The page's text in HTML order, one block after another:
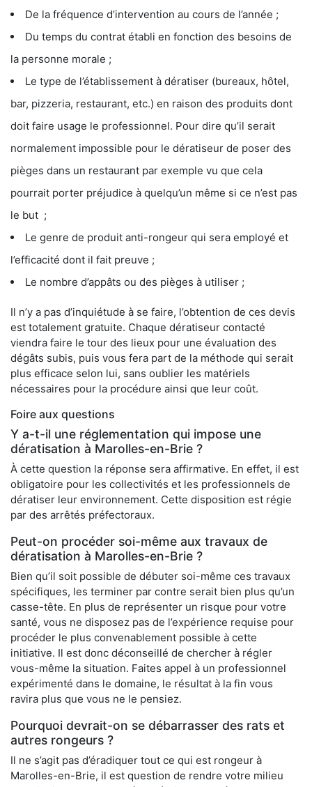
De la fréquence d’intervention au cours de l’année ;
Du temps du contrat établi en fonction des besoins de
la personne morale ;
Le type de l’établissement à dératiser (bureaux, hôtel,
bar, pizzeria, restaurant, etc.) en raison des produits dont
doit faire usage le professionnel. Pour dire qu’il serait
normalement impossible pour le dératiseur de poser des
pièges dans un restaurant par exemple vu que cela
pourrait porter préjudice à quelqu’un même si ce n’est pas
le but ;
Le genre de produit anti-rongeur qui sera employé et
l’efficacité dont il fait preuve ;
Le nombre d’appâts ou des pièges à utiliser ;
Il n’y a pas d’inquiétude à se faire, l’obtention de ces devis
est totalement gratuite. Chaque dératiseur contacté
viendra faire le tour des lieux pour une évaluation des
dégâts subis, puis vous fera part de la méthode qui serait
plus efficace selon lui, sans oublier les matériels
nécessaires pour la procédure ainsi que leur coût.
Foire aux questions
Y a-t-il une réglementation qui impose une
dératisation à Marolles-en-Brie ?
À cette question la réponse sera affirmative. En effet, il est
obligatoire pour les collectivités et les professionnels de
dératiser leur environnement. Cette disposition est régie
par des arrêtés préfectoraux.
Peut-on procéder soi-même aux travaux de
dératisation à Marolles-en-Brie ?
Bien qu’il soit possible de débuter soi-même ces travaux
spécifiques, les terminer par contre serait bien plus qu’un
casse-tête. En plus de représenter un risque pour votre
santé, vous ne disposez pas de l’expérience requise pour
procéder le plus convenablement possible à cette
initiative. Il est donc déconseillé de chercher à régler
vous-même la situation. Faites appel à un professionnel
expérimenté dans le domaine, le résultat à la fin vous
ravira plus que vous ne le pensiez.
Pourquoi devrait-on se débarrasser des rats et
autres rongeurs ?
Il ne s’agit pas d’éradiquer tout ce qui est rongeur à
Marolles-en-Brie, il est question de rendre votre milieu